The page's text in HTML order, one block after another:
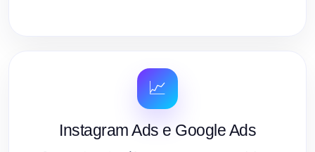
📈
Instagram Ads e Google Ads